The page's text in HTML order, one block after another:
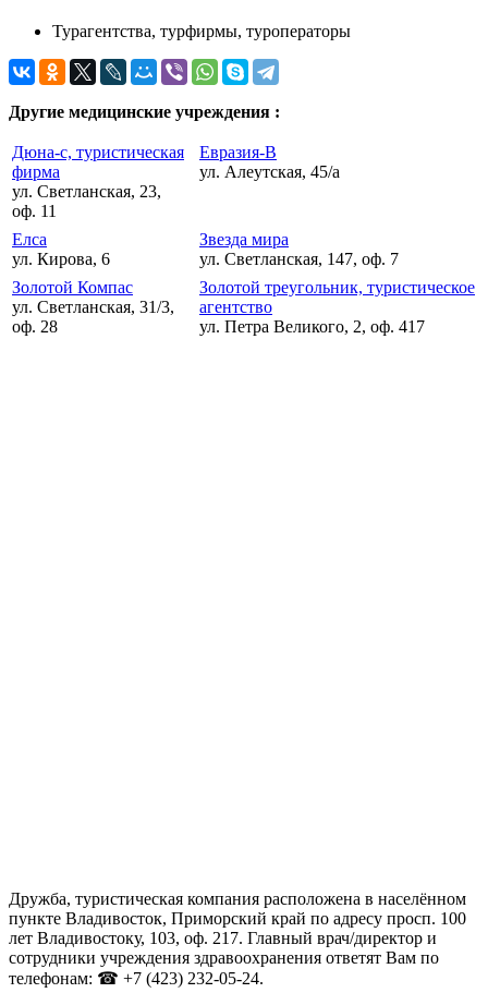
Турагентства, турфирмы, туроператоры
Другие медицинские учреждения :
Дюна-с, туристическая
фирма
ул. Светланская, 23,
оф. 11
Евразия-В
ул. Алеутская, 45/а
Елса
ул. Кирова, 6
Звезда мира
ул. Светланская, 147, оф. 7
Золотой Компас
ул. Светланская, 31/3,
оф. 28
Золотой треугольник, туристическое
агентство
ул. Петра Великого, 2, оф. 417
Дружба, туристическая компания расположена в населённом
пункте Владивосток, Приморский край по адресу просп. 100
лет Владивостоку, 103, оф. 217. Главный врач/директор и
сотрудники учреждения здравоохранения ответят Вам по
телефонам: ☎ +7 (423) 232-05-24.